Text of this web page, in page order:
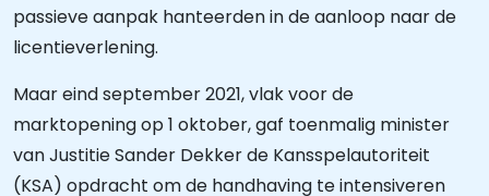
passieve aanpak hanteerden in de aanloop naar de
licentieverlening.
Maar eind september 2021, vlak voor de
marktopening op 1 oktober, gaf toenmalig minister
van Justitie Sander Dekker de Kansspelautoriteit
(KSA) opdracht om de handhaving te intensiveren